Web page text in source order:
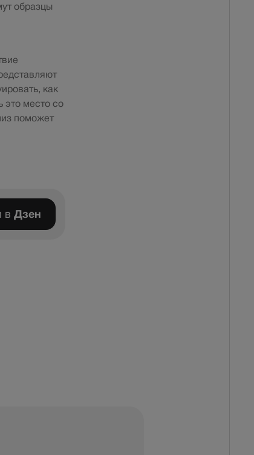
образцы
как
это место со
поможет
в Дзен